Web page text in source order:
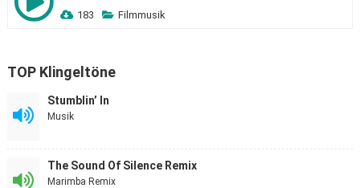
183 Filmmusik
TOP Klingeltöne
Stumblin’ In
Musik
The Sound Of Silence Remix
Marimba Remix